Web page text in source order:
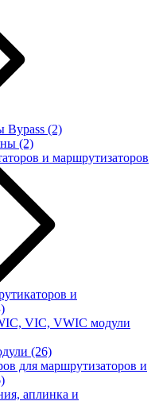
Bypass (2)
(2)
и маршрутизаторов
и
VIC, VWIC модули
(26)
для маршрутизаторов и
аплинка и